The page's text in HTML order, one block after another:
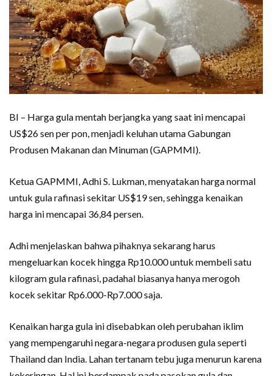
BI – Harga gula mentah berjangka yang saat ini mencapai
US$26 sen per pon, menjadi keluhan utama Gabungan
Produsen Makanan dan Minuman (GAPMMI).
Ketua GAPMMI, Adhi S. Lukman, menyatakan harga normal
untuk gula rafinasi sekitar US$19 sen, sehingga kenaikan
harga ini mencapai 36,84 persen.
Adhi menjelaskan bahwa pihaknya sekarang harus
mengeluarkan kocek hingga Rp10.000 untuk membeli satu
kilogram gula rafinasi, padahal biasanya hanya merogoh
kocek sekitar Rp6.000-Rp7.000 saja.
Kenaikan harga gula ini disebabkan oleh perubahan iklim
yang mempengaruhi negara-negara produsen gula seperti
Thailand dan India. Lahan tertanam tebu juga menurun karena